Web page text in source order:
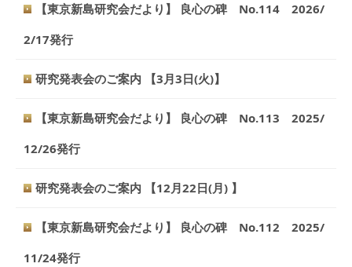
【東京新島研究会だより】 良心の碑 No.114 2026/
2/17発行
研究発表会のご案内 【3月3日(火)】
【東京新島研究会だより】 良心の碑 No.113 2025/
12/26発行
研究発表会のご案内 【12月22日(月) 】
【東京新島研究会だより】 良心の碑 No.112 2025/
11/24発行